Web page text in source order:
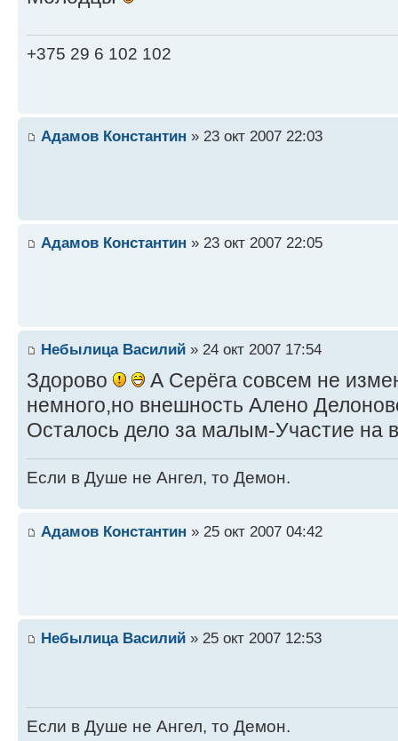
+375 29 6 102 102
Адамов Константин » 23 окт 2007 22:03
Адамов Константин » 23 окт 2007 22:05
Небылица Василий » 24 окт 2007 17:54
Здорово
А Серёга совсем не
немного,но внешность Алено
Осталось дело за малым-Участие на
Если в Душе не Ангел, то Демон.
Адамов Константин » 25 окт 2007 04:42
Небылица Василий » 25 окт 2007 12:53
Если в Душе не Ангел, то Демон.